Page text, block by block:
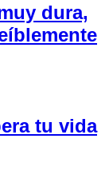
dura,
tu vida